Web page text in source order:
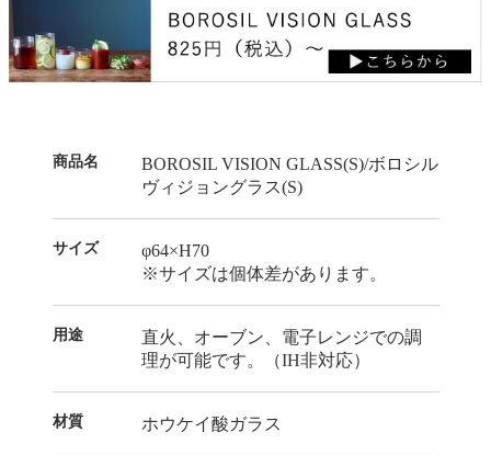
商品名
BOROSIL VISION GLASS(S)/ボロシル
ヴィジョングラス(S)
サイズ
φ64×H70
※サイズは個体差があります。
用途
直火、オーブン、電子レンジでの調
理が可能です。（IH非対応）
材質 ホウケイ酸ガラス